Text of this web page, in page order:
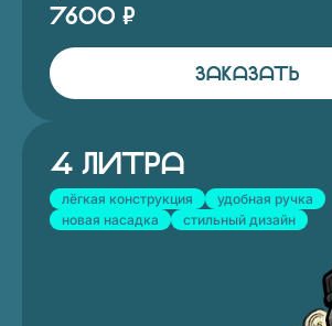
7600 ₽
ЗАКАЗАТЬ
4 литра
лёгкая конструкция
удобная ручка
новая насадка
стильный дизайн